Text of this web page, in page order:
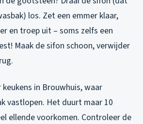
los. Zet een emmer klaar,
en troep uit – soms zelfs een
Maak de sifon schoon, verwijder
in Brouwhuis, waar
vastlopen. Het duurt maar 10
ellende voorkomen. Controleer de